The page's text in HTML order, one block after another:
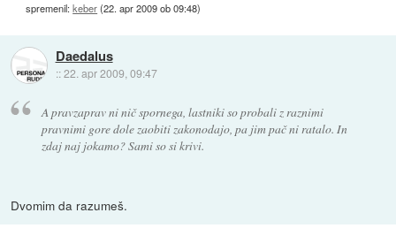
spremenil:keber(22. apr 2009 ob 09:48)
Daedalus
::22. apr 2009, 09:47
A pravzaprav ni nič spornega, lastniki so probali z raznimi
pravnimi gore dole zaobiti zakonodajo, pa jim pač ni ratalo. In
zdaj naj jokamo? Sami so si krivi.
Dvomim da razumeš.